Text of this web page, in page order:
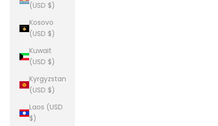
(USD $)
Kosovo
(USD $)
Kuwait
(USD $)
Kyrgyzstan
(USD $)
Laos (USD
$)